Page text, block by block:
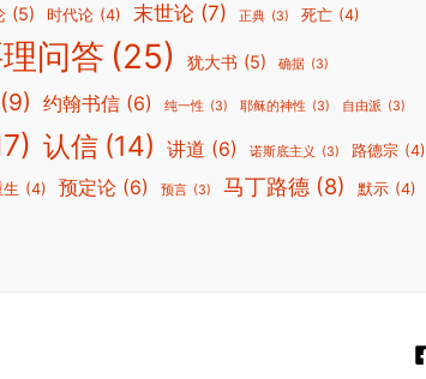
(5) 时代论 (4) 末世论 (7) 正典 (3) 死亡 (4)
问答 (25) 犹大书 (5) 确据 (3)
(9) 约翰书信 (6) 纯一性 (3) 耶稣的神性 (3) 自由派 (3)
认信 (14) 讲道 (6) 诺斯底主义 (3) 路德宗 (4)
生 (4) 预定论 (6) 预言 (3) 马丁路德 (8) 默示 (4)